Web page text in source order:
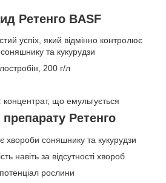
Ретенго BASF
успіх, який відмінно контролює
та кукурудзи
200 г/л
концентрат, що емульгується
препарату Ретенго
хвороби соняшнику та кукурудзи
навіть за відсутності хвороб
рослини